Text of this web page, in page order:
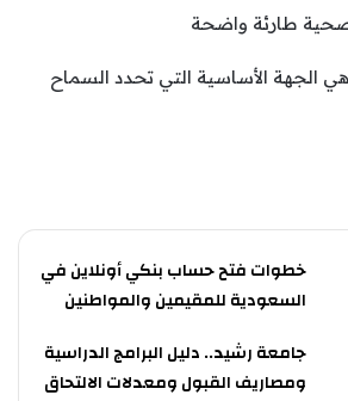
طارئة واضحة
الجهة الأساسية التي تحدد السماح
خطوات فتح حساب بنكي أونلاين في
السعودية للمقيمين والمواطنين
جامعة رشيد.. دليل البرامج الدراسية
ومصاريف القبول ومعدلات الالتحاق